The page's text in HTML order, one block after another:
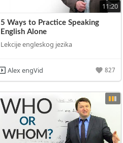
11:20
5 Ways to Practice Speaking
English Alone
Lekcije engleskog jezika
Alex engVid 827